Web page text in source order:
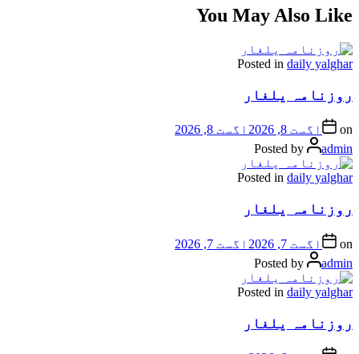
You May Also Like
Posted in daily yalghar
روزنامہ یلغار
on اگست 8, 2026
اگست 8, 2026
Posted by
admin
Posted in daily yalghar
روزنامہ یلغار
on اگست 7, 2026
اگست 7, 2026
Posted by
admin
Posted in daily yalghar
روزنامہ یلغار